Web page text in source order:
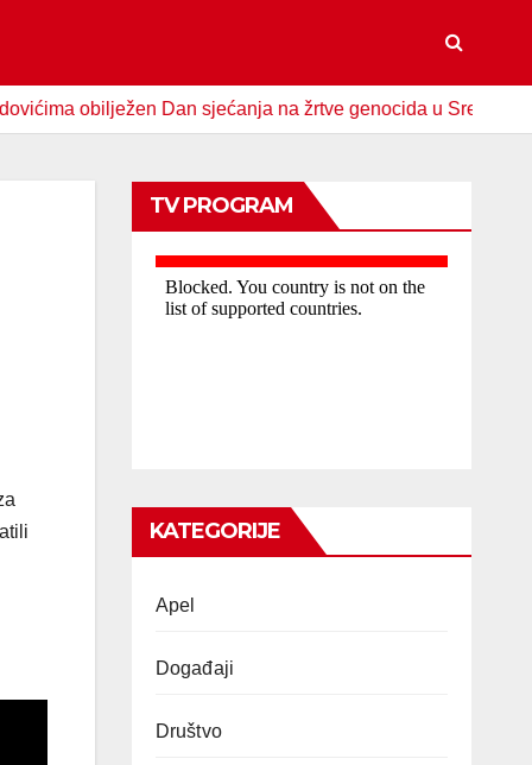
obilježen Dan sjećanja na žrtve genocida u Srebrenici
TV PROGRAM
KATEGORIJE
Apel
Događaji
Društvo